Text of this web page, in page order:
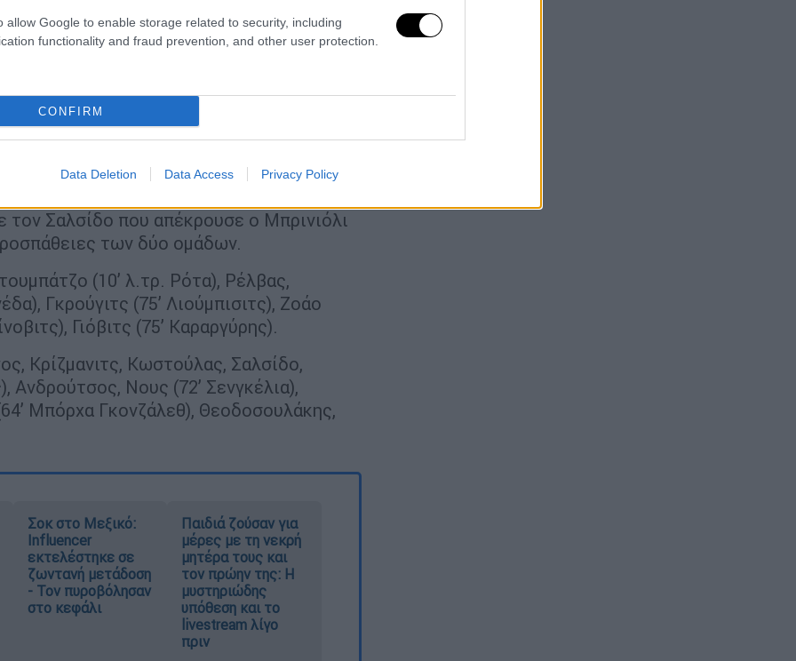
allow Google to enable storage related to security, including
functionality and fraud prevention, and other user protection.
CONFIRM
Data Deletion Data Access Privacy Policy
και πέρασε ελάχιστα άουτ, ενώ στο 15’
περιοχή, έδιωξε με δυσκολία ο
έκλεψε την μπάλα από δεξιά κι
χάνει το κοντρόλ αλλά κατάφερε να
για το 1-0.
πολύ καλή ευκαιρία με τον Καλοσκάμη
και πάσα του Περέιρα, ο Ζοάο
«κιτρινόμαυρους». Ο ΟΦΗ έχασε δύο
τον Σαλσίδο που απέκρουσε ο Μπρινιόλι
των δύο ομάδων.
(10’ λ.τρ. Ρότα), Ρέλβας,
Γκρούγιτς (75’ Λιούμπισιτς), Ζοάο
Γιόβιτς (75’ Καραργύρης).
Κρίζμανιτς, Κωστούλας, Σαλσίδο,
Ανδρούτσος, Νους (72’ Σενγκέλια),
Μπόρχα Γκονζάλεθ), Θεοδοσουλάκης,
Σοκ στο Μεξικό:
Influencer
εκτελέστηκε σε
ζωντανή μετάδοση
- Τον πυροβόλησαν
στο κεφάλι
Παιδιά ζούσαν για
μέρες με τη νεκρή
μητέρα τους και
τον πρώην της: Η
μυστηριώδης
υπόθεση και το
livestream λίγο
πριν